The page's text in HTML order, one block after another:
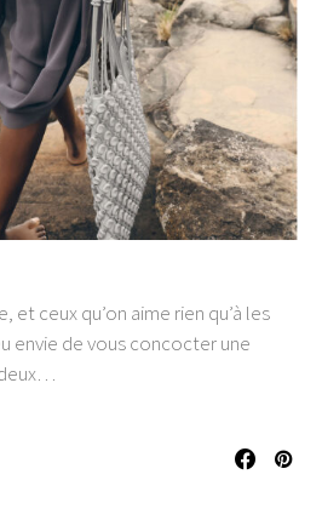
et ceux qu’on aime rien qu’à les
envie de vous concocter une